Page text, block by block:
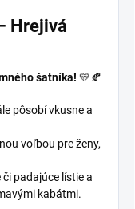
Hrejivá
šatníka! 💛🍂
pôsobí vkusne a
voľbou pre ženy,
padajúce lístie a
kabátmi.